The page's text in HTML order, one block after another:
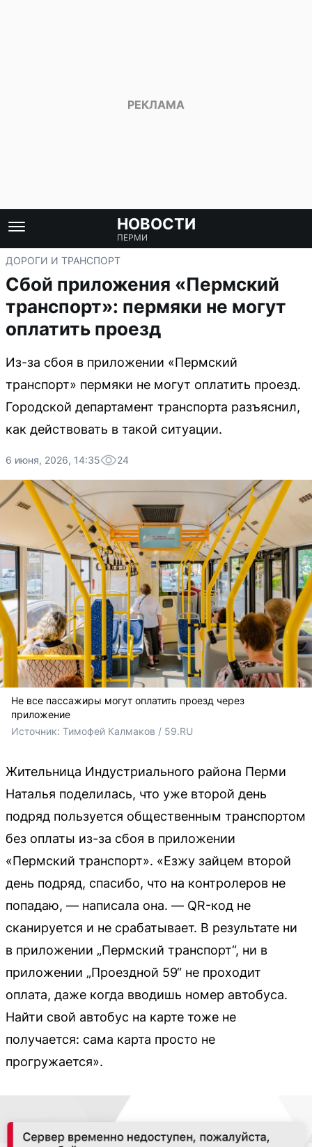
НОВОСТИ
ПЕРМИ
ДОРОГИ И ТРАНСПОРТ
Сбой приложения «Пермский
транспорт»: пермяки не могут
оплатить проезд
Из-за сбоя в приложении «Пермский
транспорт» пермяки не могут оплатить проезд.
Городской департамент транспорта разъяснил,
как действовать в такой ситуации.
6 июня, 2026, 14:35 24
Не все пассажиры могут оплатить проезд через
приложение
Источник: Тимофей Калмаков / 59.RU
Жительница Индустриального района Перми
Наталья поделилась, что уже второй день
подряд пользуется общественным транспортом
без оплаты из-за сбоя в приложении
«Пермский транспорт». «Езжу зайцем второй
день подряд, спасибо, что на контролеров не
попадаю, — написала она. — QR-код не
сканируется и не срабатывает. В результате ни
в приложении „Пермский транспорт“, ни в
приложении „Проездной 59“ не проходит
оплата, даже когда вводишь номер автобуса.
Найти свой автобус на карте тоже не
получается: сама карта просто не
прогружается».